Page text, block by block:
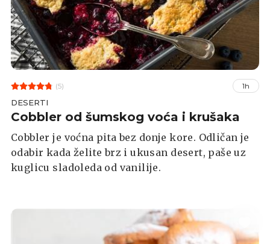
(5) 1h
DESERTI
Cobbler od šumskog voća i krušaka
Cobbler je voćna pita bez donje kore. Odličan je
odabir kada želite brz i ukusan desert, paše uz
kuglicu sladoleda od vanilije.